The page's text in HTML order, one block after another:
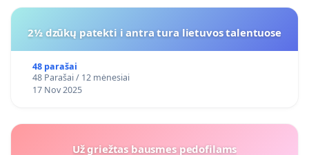
2½ dzūkų patekti i antra tura lietuvos talentuose
48 parašai
48 Parašai / 12 mėnesiai
17 Nov 2025
Už griežtas bausmes pedofilams